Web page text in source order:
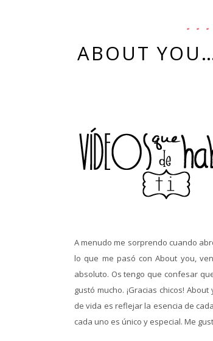
ABOUT
A menudo me sorprendo cuando
lo que me pasó con About you,
absoluto. Os tengo que confesar
gustó mucho. ¡Gracias chicos!
de vida es reflejar la esencia de
cada uno es único y especial. Me